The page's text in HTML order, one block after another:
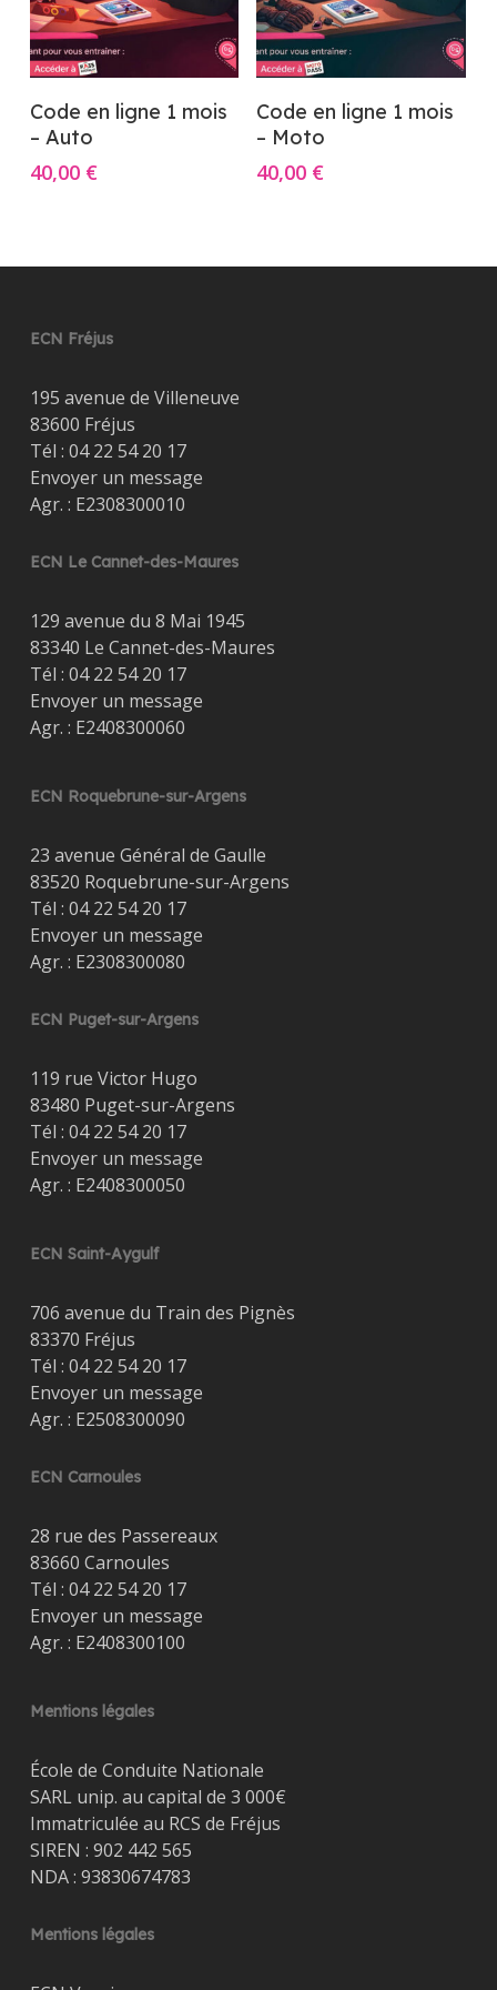
Ajouter Au Panier
Code en ligne 1 mois
– Auto
40,00 €
Ajouter Au Panier
Code en ligne 1 mois
– Moto
40,00 €
ECN Fréjus
195 avenue de Villeneuve
83600 Fréjus
Tél : 04 22 54 20 17
Envoyer un message
Agr. : E2308300010
ECN Le Cannet-des-Maures
129 avenue du 8 Mai 1945
83340 Le Cannet-des-Maures
Tél : 04 22 54 20 17
Envoyer un message
Agr. : E2408300060
ECN Roquebrune-sur-Argens
23 avenue Général de Gaulle
83520 Roquebrune-sur-Argens
Tél : 04 22 54 20 17
Envoyer un message
Agr. : E2308300080
ECN Puget-sur-Argens
119 rue Victor Hugo
83480 Puget-sur-Argens
Tél : 04 22 54 20 17
Envoyer un message
Agr. : E2408300050
ECN Saint-Aygulf
706 avenue du Train des Pignès
83370 Fréjus
Tél : 04 22 54 20 17
Envoyer un message
Agr. : E2508300090
ECN Carnoules
28 rue des Passereaux
83660 Carnoules
Tél : 04 22 54 20 17
Envoyer un message
Agr. : E2408300100
Mentions légales
École de Conduite Nationale
SARL unip. au capital de 3 000€
Immatriculée au RCS de Fréjus
SIREN : 902 442 565
NDA : 93830674783
Mentions légales